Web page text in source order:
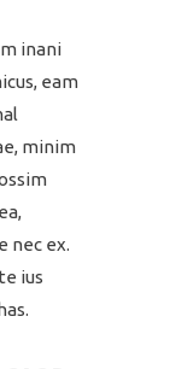
inani
eam
minim
nec ex.
ius